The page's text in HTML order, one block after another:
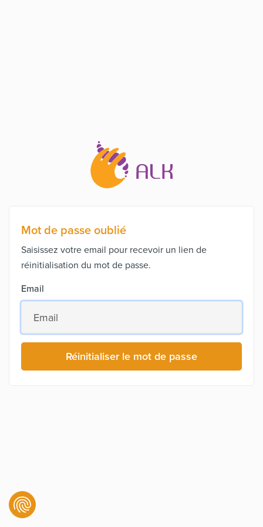
Mot de passe oublié
Saisissez votre email pour recevoir un lien de
réinitialisation du mot de passe.
Email
Réinitialiser le mot de passe